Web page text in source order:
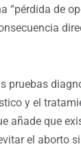
“pérdida de
pruebas
y el
añade que
el aborto